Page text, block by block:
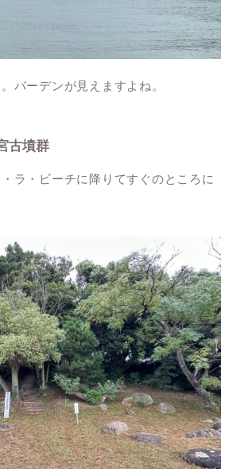
バーデンが見えますよね。
古墳群
ラ・ビーチに降りてすぐのところに